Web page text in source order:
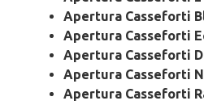
Apertura Casseforti
Apertura Casseforti
Apertura Casseforti
Apertura Casseforti
Apertura Casseforti